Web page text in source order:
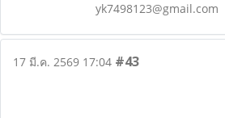
yk7498123@gmail.com
17 มี.ค. 2569 17:04 #43